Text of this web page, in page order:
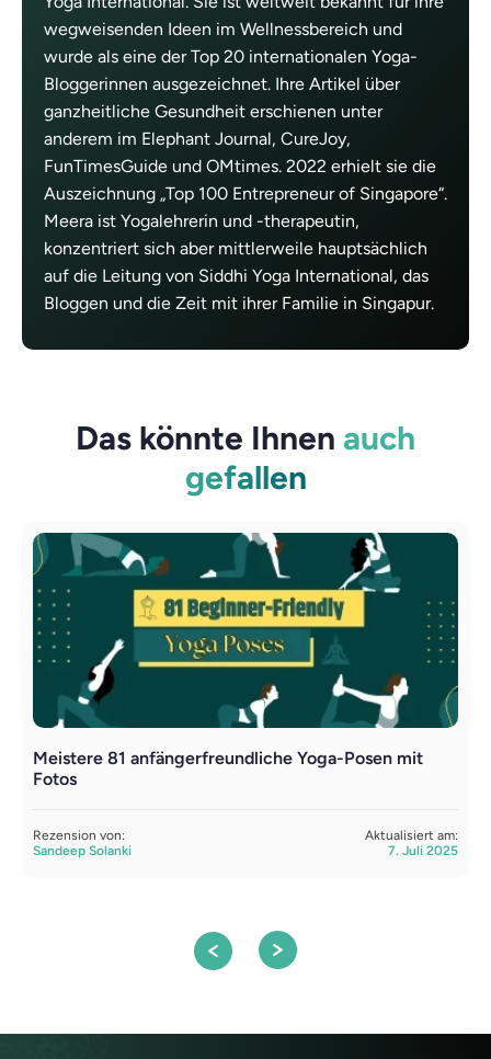
wegweisenden Ideen im Wellnessbereich und
wurde als eine der Top 20 internationalen Yoga-
Bloggerinnen ausgezeichnet. Ihre Artikel über
ganzheitliche Gesundheit erschienen unter
anderem im Elephant Journal, CureJoy,
FunTimesGuide und OMtimes. 2022 erhielt sie die
Auszeichnung „Top 100 Entrepreneur of Singapore“.
Meera ist Yogalehrerin und -therapeutin,
konzentriert sich aber mittlerweile hauptsächlich
auf die Leitung von Siddhi Yoga International, das
Bloggen und die Zeit mit ihrer Familie in Singapur.
Das könnte Ihnen auch
gefallen
Meistere 81 anfängerfreundliche Yoga-Posen mit
Fotos
Rezension von:
Sandeep Solanki
Aktualisiert am:
7. Juli 2025